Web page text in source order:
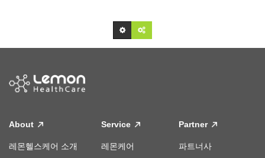
About
레몬헬스케어 소개
Service
레몬케어
Partner
파트너사